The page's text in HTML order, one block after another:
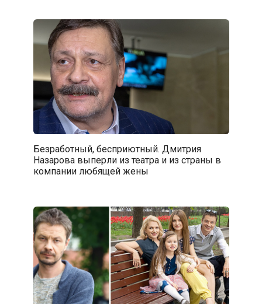
Безработный, бесприютный. Дмитрия
Назарова выперли из театра и из страны в
компании любящей жены